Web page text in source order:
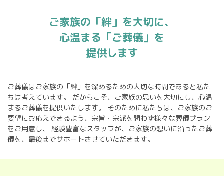
ご家族の「絆」を大切に、
心温まる「ご葬儀」を
提供します
ご葬儀はご家族の「絆」を深めるための大切な時間であると私た
ちは考えています。
だからこそ、ご家族の思いを大切にし、心温
まるご葬儀を提供いたします。
そのために私たちは、ご家族のご
要望にお応えできるよう、宗旨・宗派を問わず様々な葬儀プラン
をご用意し、
経験豊富なスタッフが、ご家族の想いに沿ったご葬
儀を、最後までサポートさせていただきます。